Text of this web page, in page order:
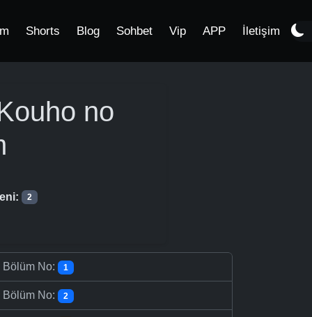
Shorts Blog Sohbet Vip APP İletişim
no
2
Bölüm No: 1
Bölüm No: 2